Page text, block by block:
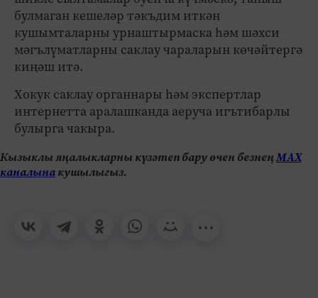
булмаган кешеләр тәкъдим иткән
кушымталарны урнаштырмаска һәм шәхси
мәгълүматларны саклау чараларын көчәйтергә
киңәш итә.
Хокук саклау органнары һәм экспертлар
интернетта аралашканда аеруча игътибарлы
булырга чакыра.
Кызыклы яңалыкларны күзәтеп бару өчен безнеңМАХ
каналынакушылыгыз.